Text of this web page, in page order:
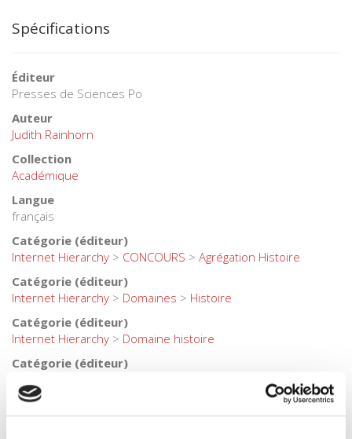
Spécifications
Éditeur
Presses de Sciences Po
Auteur
Judith Rainhorn
Collection
Académique
Langue
français
Catégorie (éditeur)
Internet Hierarchy > CONCOURS > Agrégation Histoire
Catégorie (éditeur)
Internet Hierarchy > Domaines > Histoire
Catégorie (éditeur)
Internet Hierarchy > Domaine histoire
Catégorie (éditeur)
Catégorie (éditeur)
Internet Hierarchy>Santé